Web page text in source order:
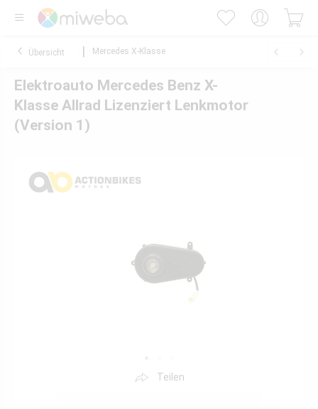
Übersicht Mercedes X-Klasse
Elektroauto Mercedes Benz X-
Klasse Allrad Lizenziert Lenkmotor
(Version 1)
Teilen